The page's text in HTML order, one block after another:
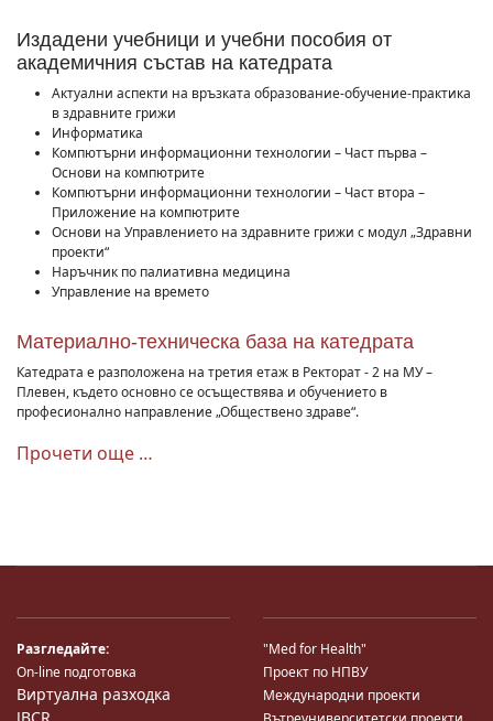
Издадени учебници и учебни пособия от
академичния състав на катедрата
Актуални аспекти на връзката образование-обучение-практика
в здравните грижи
Информатика
Компютърни информационни технологии – Част първа –
Основи на компютрите
Компютърни информационни технологии – Част втора –
Приложение на компютрите
Основи на Управлението на здравните грижи с модул „Здравни
проекти“
Наръчник по палиативна медицина
Управление на времето
Материално-техническа база на катедрата
Катедрата е разположена на третия етаж в Ректорат - 2 на МУ –
Плевен, където основно се осъществява и обучението в
професионално направление „Обществено здраве“.
Прочети още …
Разгледайте:
On-line подготовка
Виртуална разходка
"Med for Health"
Проект по НПВУ
Международни проекти